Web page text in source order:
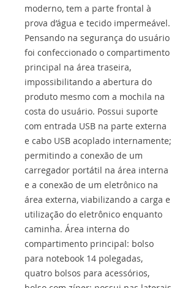
moderno, tem a parte frontal à
prova d’água e tecido impermeável.
Pensando na segurança do usuário
foi confeccionado o compartimento
principal na área traseira,
impossibilitando a abertura do
produto mesmo com a mochila na
costa do usuário. Possui suporte
com entrada USB na parte externa
e cabo USB acoplado internamente;
permitindo a conexão de um
carregador portátil na área interna
e a conexão de um eletrônico na
área externa, viabilizando a carga e
utilização do eletrônico enquanto
caminha. Área interna do
compartimento principal: bolso
para notebook 14 polegadas,
quatro bolsos para acessórios,